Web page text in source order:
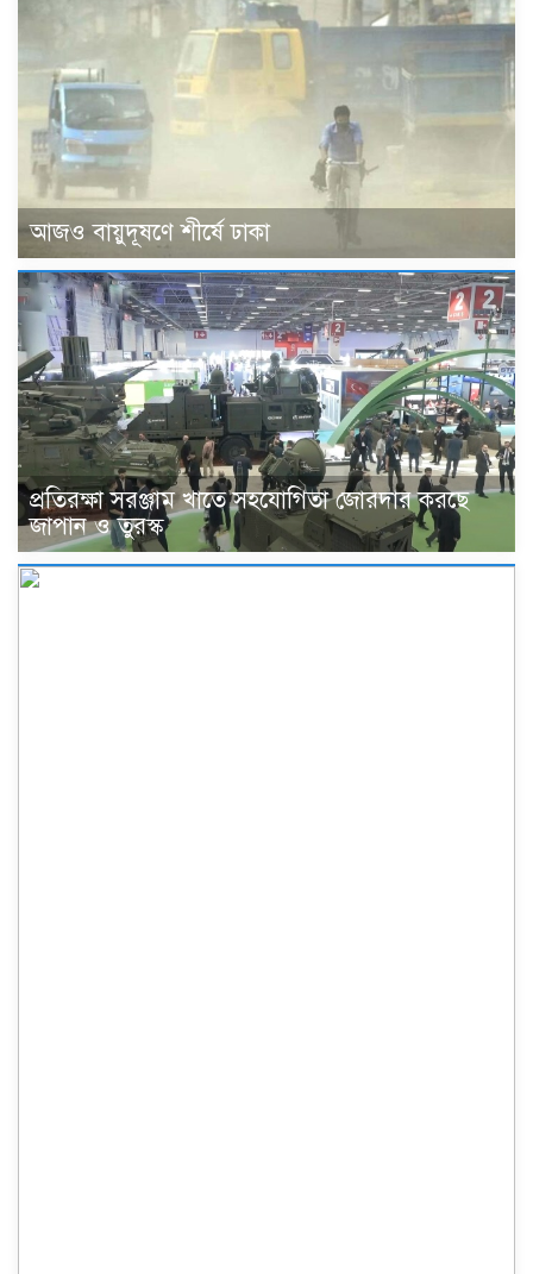
আজও বায়ুদূষণে শীর্ষে ঢাকা
প্রতিরক্ষা সরঞ্জাম খাতে সহযোগিতা জোরদার করছে
জাপান ও তুরস্ক